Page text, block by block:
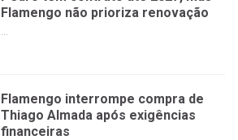
Flamengo não prioriza renovação
...
Flamengo interrompe compra de
Thiago Almada após exigências
financeiras